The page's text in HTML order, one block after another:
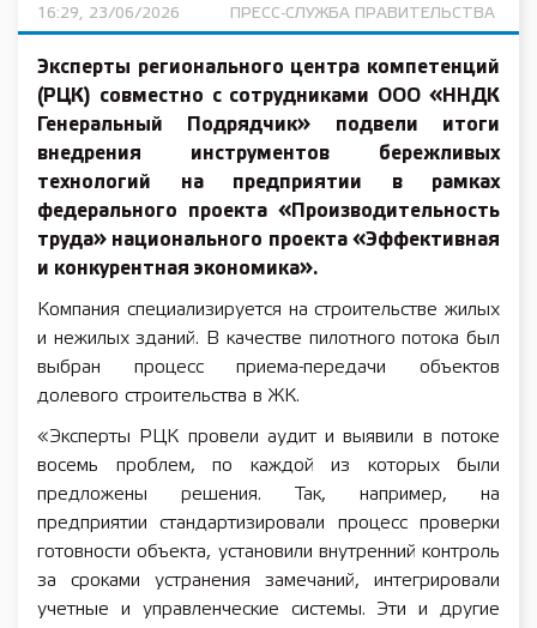
16:29, 23/06/2026 ПРЕСС-СЛУЖБА ПРАВИТЕЛЬСТВА
Эксперты регионального центра компетенций
(РЦК) совместно с сотрудниками ООО «ННДК
Генеральный Подрядчик» подвели итоги
внедрения инструментов бережливых
технологий на предприятии в рамках
федерального проекта «Производительность
труда» национального проекта «Эффективная
и конкурентная экономика».
Компания специализируется на строительстве жилых
и нежилых зданий. В качестве пилотного потока был
выбран процесс приема-передачи объектов
долевого строительства в ЖК.
«Эксперты РЦК провели аудит и выявили в потоке
восемь проблем, по каждой из которых были
предложены решения. Так, например, на
предприятии стандартизировали процесс проверки
готовности объекта, установили внутренний контроль
за сроками устранения замечаний, интегрировали
учетные и управленческие системы. Эти и другие